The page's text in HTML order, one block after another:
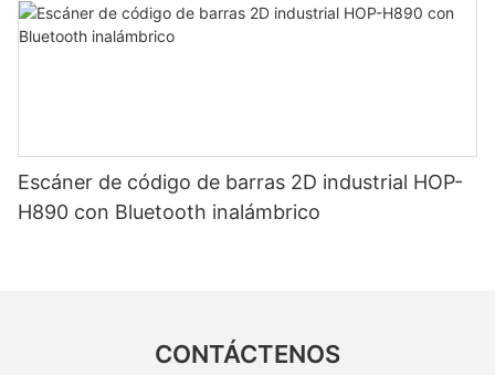
Escáner de código de barras 2D industrial HOP-
H890 con Bluetooth inalámbrico
CONTÁCTENOS